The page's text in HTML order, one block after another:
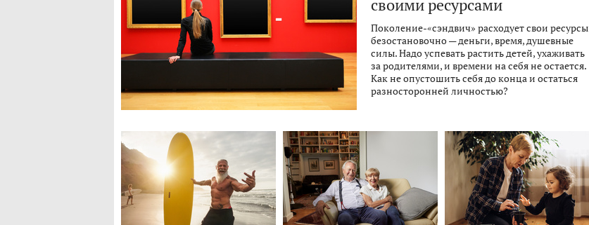
своими ресурсами
Поколение-«сэндвич» расходует свои ресурсы
безостановочно — деньги, время, душевные
силы. Надо успевать растить детей, ухаживать
за родителями, и времени на себя не остается.
Как не опустошить себя до конца и остаться
разносторонней личностью?